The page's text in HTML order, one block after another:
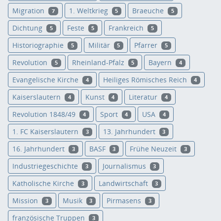
Migration 7 1. Weltkrieg 5 Braeuche 5
Dichtung 5 Feste 5 Frankreich 5
Historiographie 5 Militär 5 Pfarrer 5
Revolution 5 Rheinland-Pfalz 5 Bayern 4
Evangelische Kirche 4 Heiliges Römisches Reich 4
Kaiserslautern 4 Kunst 4 Literatur 4
Revolution 1848/49 4 Sport 4 USA 4
1. FC Kaiserslautern 3 13. Jahrhundert 3
16. Jahrhundert 3 BASF 3 Frühe Neuzeit 3
Industriegeschichte 3 Journalismus 3
Katholische Kirche 3 Landwirtschaft 3
Mission 3 Musik 3 Pirmasens 3
französische Truppen 3